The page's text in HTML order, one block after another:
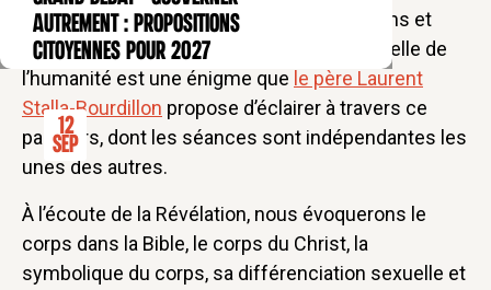
autrement : propositions
citoyennes pour 2027
12
Sep
questions sur le corps, objet d’interrogations et
souvent d’inquiétudes. La condition corporelle de
l’humanité est une énigme que le père Laurent
Stalla-Bourdillon propose d’éclairer à travers ce
parcours, dont les séances sont indépendantes les
unes des autres.
À l’écoute de la Révélation, nous évoquerons le
corps dans la Bible, le corps du Christ, la
symbolique du corps, sa différenciation sexuelle et